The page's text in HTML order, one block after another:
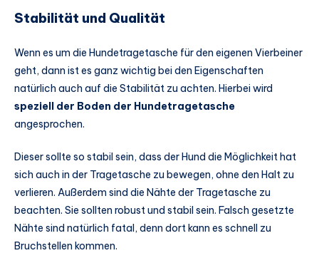
Stabilität und Qualität
Wenn es um die Hundetragetasche für den eigenen Vierbeiner
geht, dann ist es ganz wichtig bei den Eigenschaften
natürlich auch auf die Stabilität zu achten. Hierbei wird
speziell der Boden der Hundetragetasche
angesprochen.
Dieser sollte so stabil sein, dass der Hund die Möglichkeit hat
sich auch in der Tragetasche zu bewegen, ohne den Halt zu
verlieren. Außerdem sind die Nähte der Tragetasche zu
beachten. Sie sollten robust und stabil sein. Falsch gesetzte
Nähte sind natürlich fatal, denn dort kann es schnell zu
Bruchstellen kommen.